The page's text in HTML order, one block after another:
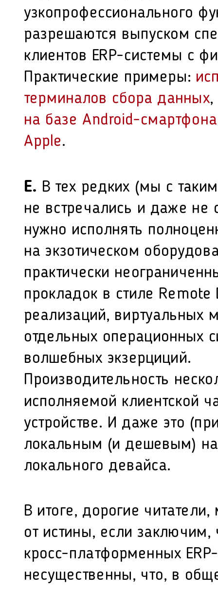
узкопрофессионального
разрешаются выпуском
клиентов ERP-системы с
Практические примеры:
терминалов сбора данных,
на базе Android-смартфона
Apple.
Е. В тех редких (мы с
не встречались и даже не
нужно исполнять
на экзотическом
практически
прокладок в стиле
реализаций, виртуальных
отдельных операционных
волшебных экзерциций.
Производительность
исполняемой клиентской
устройстве. И даже это
локальным (и дешевым)
локального девайса.
В итоге, дорогие
от истины, если заключим,
кросс-платформенных
несущественны, что, в